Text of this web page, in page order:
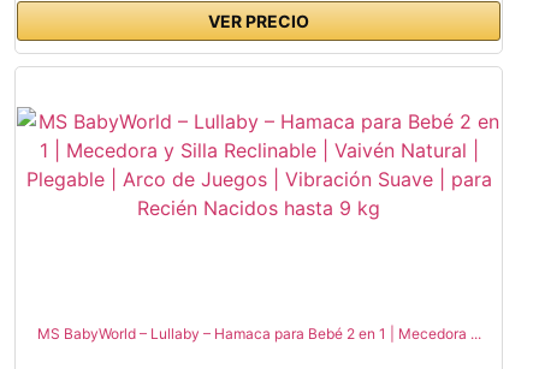
VER PRECIO
MS BabyWorld – Lullaby – Hamaca para Bebé 2 en 1 | Mecedora ...